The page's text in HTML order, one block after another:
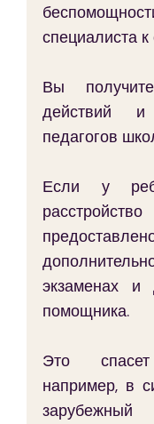
специалиста
Вы
действий
педагогов
Если у
экзаменах и
помощника.
Это
например, в